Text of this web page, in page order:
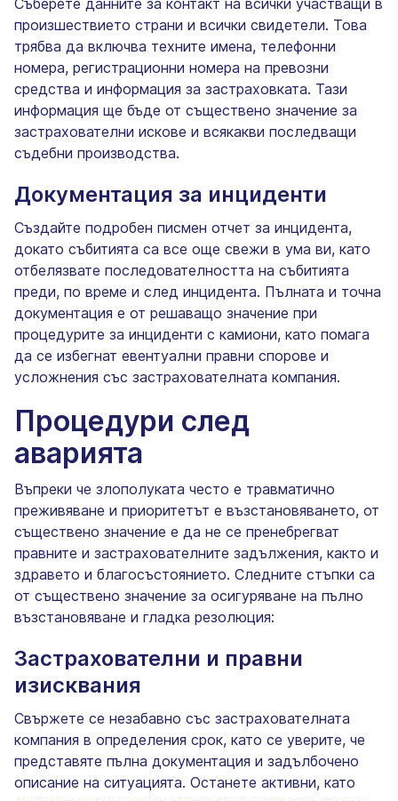
произшествието страни и всички свидетели. Това
трябва да включва техните имена, телефонни
номера, регистрационни номера на превозни
средства и информация за застраховката. Тази
информация ще бъде от съществено значение за
застрахователни искове и всякакви последващи
съдебни производства.
Документация за инциденти
Създайте подробен писмен отчет за инцидента,
докато събитията са все още свежи в ума ви, като
отбелязвате последователността на събитията
преди, по време и след инцидента. Пълната и точна
документация е от решаващо значение при
процедурите за инциденти с камиони, като помага
да се избегнат евентуални правни спорове и
усложнения със застрахователната компания.
Процедури след
аварията
Въпреки че злополуката често е травматично
преживяване и приоритетът е възстановяването, от
съществено значение е да не се пренебрегват
правните и застрахователните задължения, както и
здравето и благосъстоянието. Следните стъпки са
от съществено значение за осигуряване на пълно
възстановяване и гладка резолюция:
Застрахователни и правни
изисквания
Свържете се незабавно със застрахователната
компания в определения срок, като се уверите, че
представяте пълна документация и задълбочено
описание на ситуацията. Останете активни, като